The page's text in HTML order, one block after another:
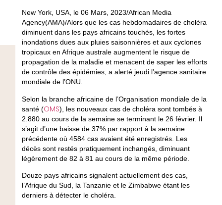
New York, USA, le 06 Mars, 2023/African Media
Agency(AMA)/Alors que les cas hebdomadaires de choléra
diminuent dans les pays africains touchés, les fortes
inondations dues aux pluies saisonnières et aux cyclones
tropicaux en Afrique australe augmentent le risque de
propagation de la maladie et menacent de saper les efforts
de contrôle des épidémies, a alerté jeudi l’agence sanitaire
mondiale de l’ONU.
Selon la branche africaine de l’Organisation mondiale de la
santé (OMS), les nouveaux cas de choléra sont tombés à
2.880 au cours de la semaine se terminant le 26 février. Il
s’agit d’une baisse de 37% par rapport à la semaine
précédente où 4584 cas avaient été enregistrés. Les
décès sont restés pratiquement inchangés, diminuant
légèrement de 82 à 81 au cours de la même période.
Douze pays africains signalent actuellement des cas,
l’Afrique du Sud, la Tanzanie et le Zimbabwe étant les
derniers à détecter le choléra.